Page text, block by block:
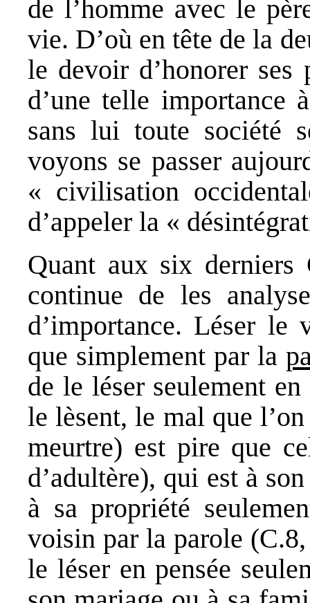
de l’homme avec le
vie. D’où en tête de la
le devoir d’honorer ses
d’une telle importance
sans lui toute société
voyons se passer
« civilisation
d’appeler la «
Quant aux six derniers
continue de les
d’importance. Léser
que simplement par la
de le léser seulement en
le lèsent, le mal que
meurtre) est pire que
d’adultère), qui est à
à sa propriété
voisin par la parole
le léser en pensée